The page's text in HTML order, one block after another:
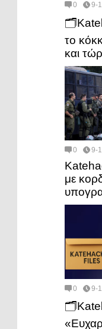
0 9-
το
και
0 9-
με
0 9-